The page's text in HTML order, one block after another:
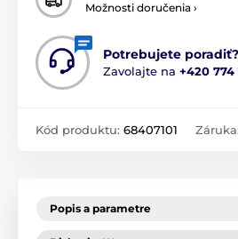
Možnosti doručenia ›
Potrebujete poradiť?
Zavolajte na +420 774
Kód produktu: 68407101
Popis a parametre